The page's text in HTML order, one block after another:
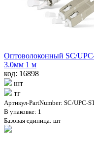
Оптоволоконный SC/
3.0мм 1 м
код: 16898
шт
тг
Артикул-PartNumber: SC/
В упаковке: 1
Базовая единица: шт